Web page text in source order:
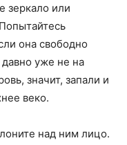
зеркало или
она свободно
давно уже не на
значит, запали и
веко.
над ним лицо.